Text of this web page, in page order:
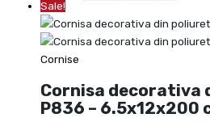
Sale!
Cornise
Cornisa decorativa
P836 – 6.5x12x200